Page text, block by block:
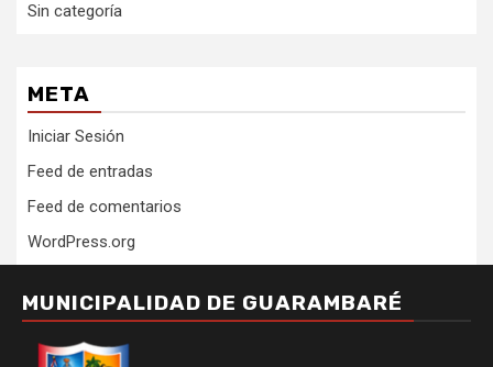
Sin categoría
META
Iniciar Sesión
Feed de entradas
Feed de comentarios
WordPress.org
MUNICIPALIDAD DE GUARAMBARÉ